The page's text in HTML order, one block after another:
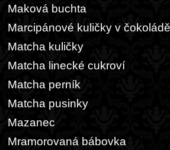
Maková buchta
Marcipánové kuličky v
Matcha kuličky
Matcha linecké cukroví
Matcha perník
Matcha pusinky
Mazanec
Mramorovaná bábovka